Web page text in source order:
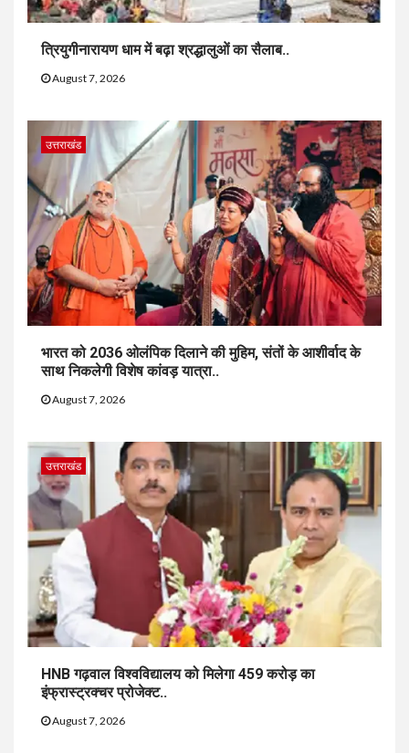
त्रियुगीनारायण धाम में बढ़ा श्रद्धालुओं का सैलाब..
August 7, 2026
उत्तराखंड
भारत को 2036 ओलंपिक दिलाने की मुहिम, संतों के आशीर्वाद के
साथ निकलेगी विशेष कांवड़ यात्रा..
August 7, 2026
उत्तराखंड
HNB गढ़वाल विश्वविद्यालय को मिलेगा 459 करोड़ का
इंफ्रास्ट्रक्चर प्रोजेक्ट..
August 7, 2026